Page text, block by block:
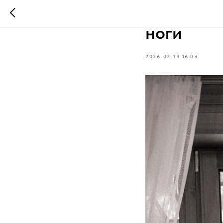
ноги
2026-03-13 16:03